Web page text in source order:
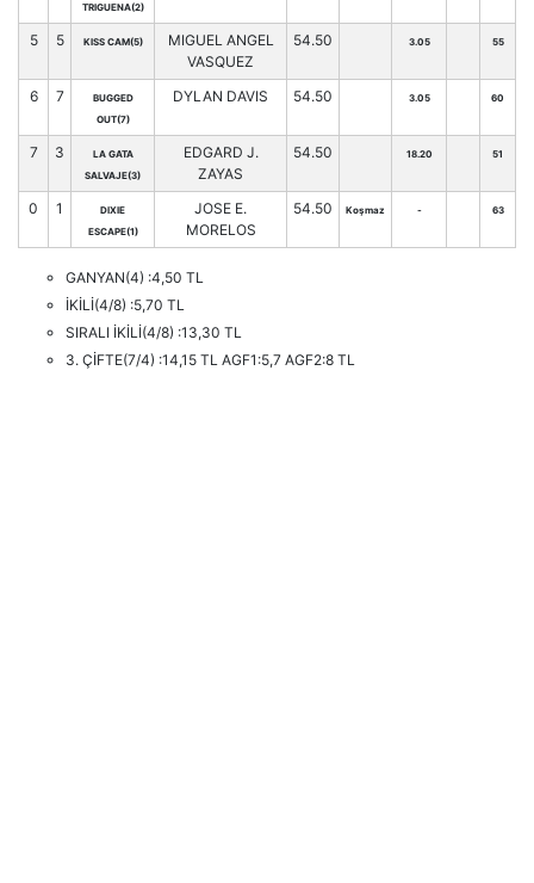
TRIGUENA(2)
5 5 KISS CAM(5)
MIGUEL ANGEL
VASQUEZ
54.50 3.05 55
6 7
BUGGED
OUT(7)
DYLAN DAVIS 54.50 3.05 60
7 3
LA GATA
SALVAJE(3)
EDGARD J.
ZAYAS
54.50 18.20 51
0 1
DIXIE
ESCAPE(1)
JOSE E.
MORELOS
54.50 Koşmaz - 63
GANYAN(4) :4,50 TL
İKİLİ(4/8) :5,70 TL
SIRALI İKİLİ(4/8) :13,30 TL
3. ÇİFTE(7/4) :14,15 TL AGF1:5,7 AGF2:8 TL